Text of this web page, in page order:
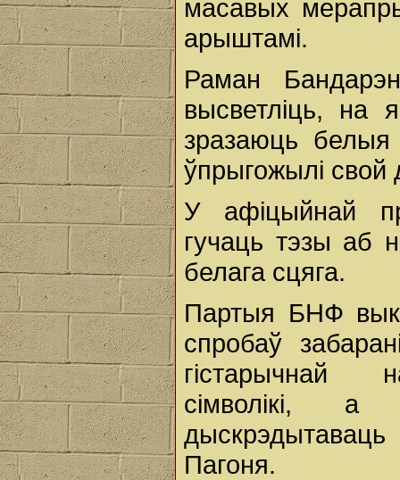
масавых
арыштамі.
Раман
высветліць, на
зразаюць
ўпрыгожылі свой
У афіцыйнай
гучаць тэзы аб
белага сцяга.
Партыя БНФ
спробаў
гістарычнай
сімволікі, а
Пагоня.